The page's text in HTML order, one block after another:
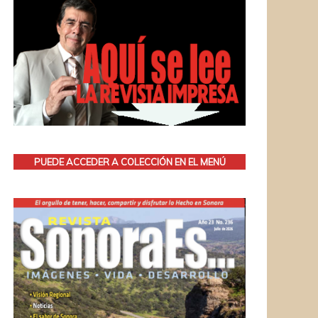
PUEDE ACCEDER A COLECCIÓN EN EL MENÚ